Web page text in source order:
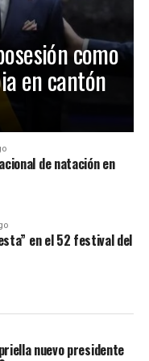
a Ibagué en el
fue elejida como
la
titulo por su
del baile
es Mariangel
coronación y
como
en cantón
de natación en
en el 52 festival del
nuevo presidente